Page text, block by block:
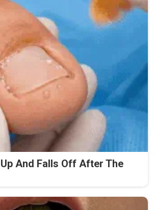
And Falls Off After The